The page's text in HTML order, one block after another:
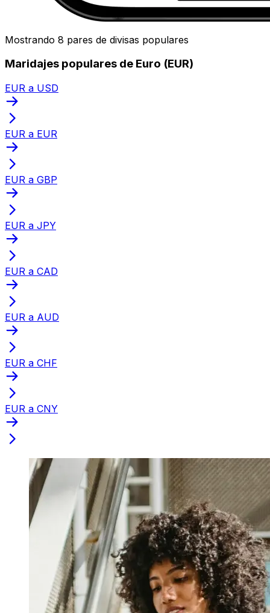
Mostrando 8 pares de divisas populares
Maridajes populares de Euro (EUR)
EUR a USD
EUR a EUR
EUR a GBP
EUR a JPY
EUR a CAD
EUR a AUD
EUR a CHF
EUR a CNY